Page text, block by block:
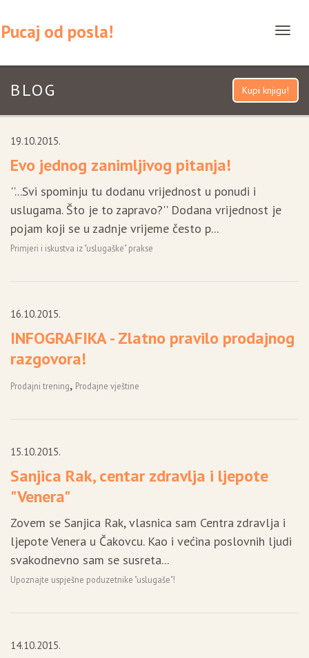
T
g
Pucaj od posla!
BLOG Kupi knjigu!
19.10.2015.
Evo jednog zanimljivog pitanja!
''...Svi spominju tu dodanu vrijednost u ponudi i
uslugama. Što je to zapravo?'' Dodana vrijednost je
pojam koji se u zadnje vrijeme često p...
Primjeri i iskustva iz "uslugaške" prakse
16.10.2015.
INFOGRAFIKA - Zlatno pravilo prodajnog
razgovora!
Prodajni trening, Prodajne vještine
15.10.2015.
Sanjica Rak, centar zdravlja i ljepote
"Venera"
Zovem se Sanjica Rak, vlasnica sam Centra zdravlja i
ljepote Venera u Čakovcu. Kao i većina poslovnih ljudi
svakodnevno sam se susreta...
Upoznajte uspješne poduzetnike "uslugaše"!
14.10.2015.